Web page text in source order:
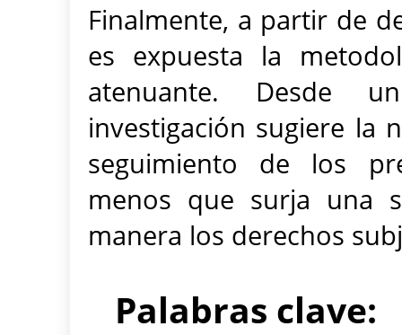
Finalmente, a partir de
es expuesta la
atenuante. Desde
investigación sugiere la
seguimiento de los
menos que surja una
manera los derechos
Palabras clave: